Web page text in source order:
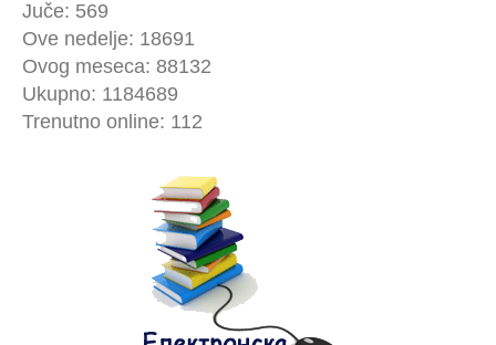
Juče: 569
Ove nedelje: 18691
Ovog meseca: 88132
Ukupno: 1184689
Trenutno online: 112